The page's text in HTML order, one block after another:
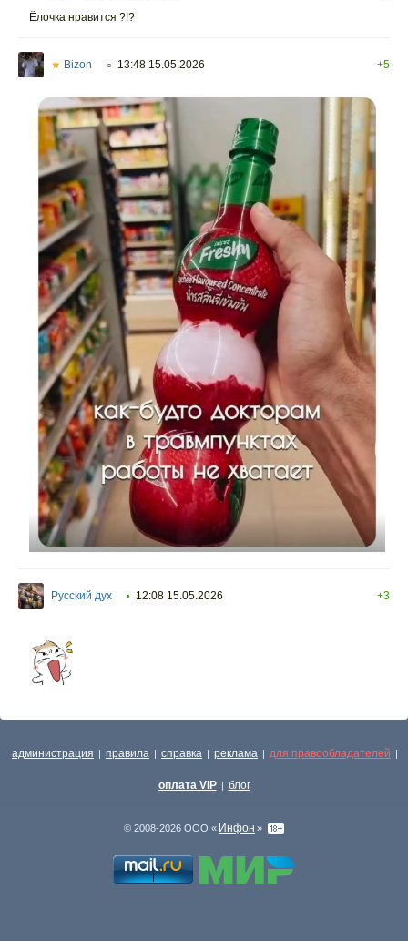
Ёлочка нравится ?!?
★ Bizon ○ 13:48 15.05.2026 +5
Русский дух • 12:08 15.05.2026 +3
администрация | правила | справка | реклама | для правообладателей |
оплата VIP | блог
© 2008-2026 ООО « Инфон »